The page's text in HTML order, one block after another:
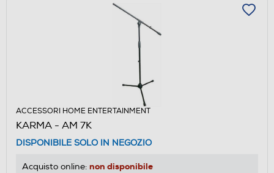
ACCESSORI HOME ENTERTAINMENT
KARMA - AM 7K
DISPONIBILE SOLO IN NEGOZIO
Acquisto online: non disponibile